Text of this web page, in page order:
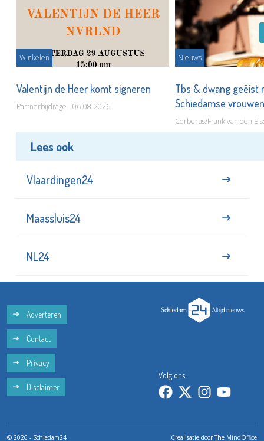
Winkelen
Valentijn de Heer komt signeren
Partnerbijdrage - 06-08-2026
Nieuws
Tbs & dwang geëist
Schiedamse
Cerberus/Frank van den
Lees ook
Vlaardingen24
Maassluis24
NL24
Adverteren
Contact
Privacy
Disclaimer
Volg ons:
© 2026 - Schiedam24 Crealisatie doorThe MindOffice